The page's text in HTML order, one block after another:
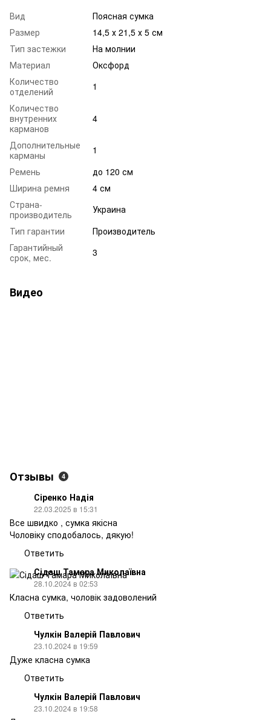
Вид
Поясная сумка
Размер
14,5 х 21,5 х 5 см
Тип застежки
На молнии
Материал
Оксфорд
Количество
отделений
1
Количество
внутренних
карманов
4
Дополнительные
карманы
1
Ремень
до 120 см
Ширина ремня
4 см
Страна-
производитель
Украина
Тип гарантии
Производитель
Гарантийный
срок, мес.
3
Видео
Отзывы 4
Сіренко Надія
22.03.2025 в 15:31
Все швидко , сумка якісна
Чоловіку сподобалось, дякую!
Ответить
Сідаш Тамара Миколаївна
28.10.2024 в 02:53
Класна сумка, чоловік задоволений
Ответить
Чулкін Валерій Павлович
23.10.2024 в 19:59
Дуже класна сумка
Ответить
Чулкін Валерій Павлович
23.10.2024 в 19:58